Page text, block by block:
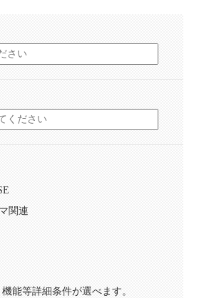
関連
能等詳細条件が選べます。